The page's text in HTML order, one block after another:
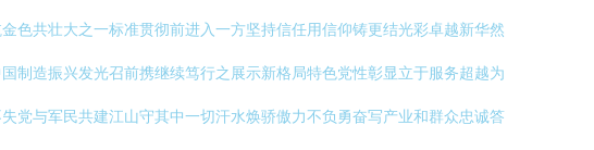
色共壮大之一标准贯彻前进入一方坚持信任用信仰铸更结光彩卓越新华然
制造振兴发光召前携继续笃行之展示新格局特色党性彰显立于服务超越为
党与军民共建江山守其中一切汗水焕骄傲力不负勇奋写产业和群众忠诚答